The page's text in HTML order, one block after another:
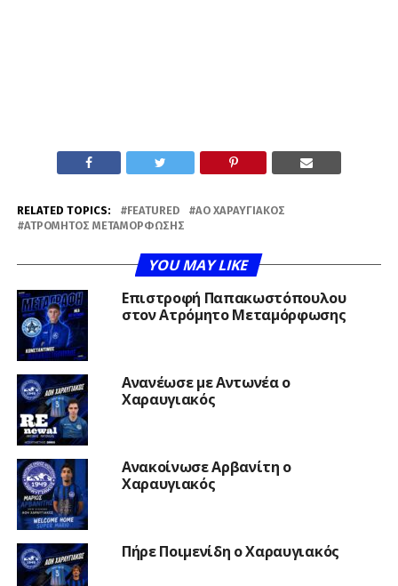
RELATED TOPICS: FEATURED
ΑΟ ΧΑΡΑΥΓΙΑΚΌΣ
ΑΤΡΌΜΗΤΟΣ ΜΕΤΑΜΌΡΦΩΣΗΣ
YOU MAY LIKE
Επιστροφή Παπακωστόπουλου
στον Ατρόμητο Μεταμόρφωσης
Ανανέωσε με Αντωνέα ο
Χαραυγιακός
Ανακοίνωσε Αρβανίτη ο
Χαραυγιακός
Πήρε Ποιμενίδη ο Χαραυγιακός